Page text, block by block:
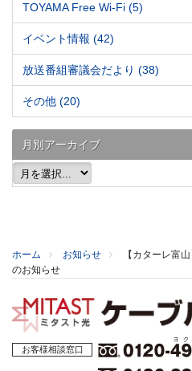
TOYAMA Free Wi-Fi (5)
イベント情報 (42)
放送番組審議会だより (38)
その他 (20)
月別アーカイブ
ホーム お知らせ
【カターレ富
のお知らせ
お客様相談窓口